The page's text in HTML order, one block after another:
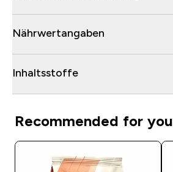
Nährwertangaben
Inhaltsstoffe
Recommended for you